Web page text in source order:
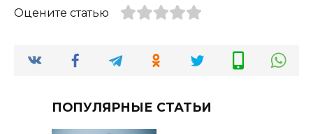
Оцените статью
ПОПУЛЯРНЫЕ СТАТЬИ